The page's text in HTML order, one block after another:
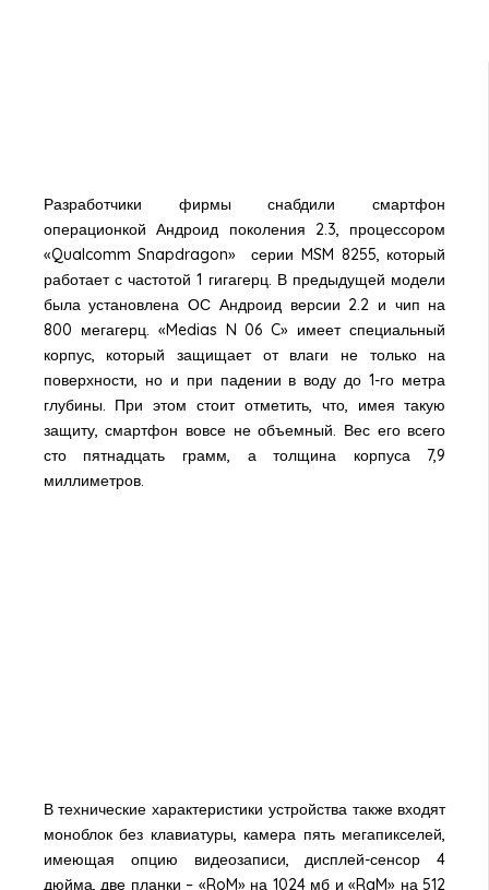
Разработчики фирмы снабдили смартфон
операционкой Андроид поколения 2.3, процессором
«Qualcomm Snapdragon» серии MSM 8255, который
работает с частотой 1 гигагерц. В предыдущей модели
была установлена ОС Андроид версии 2.2 и чип на
800 мегагерц. «Medias N 06 C» имеет специальный
корпус, который защищает от влаги не только на
поверхности, но и при падении в воду до 1-го метра
глубины. При этом стоит отметить, что, имея такую
защиту, смартфон вовсе не объемный. Вес его всего
сто пятнадцать грамм, а толщина корпуса 7,9
миллиметров.
В технические характеристики устройства также входят
моноблок без клавиатуры, камера пять мегапикселей,
имеющая опцию видеозаписи, дисплей-сенсор 4
дюйма, две планки – «RoM» на 1024 мб и «RaM» на 512